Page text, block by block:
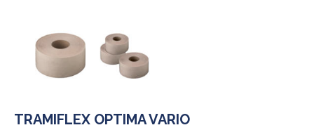
TRAMIFLEX OPTIMA VARIO